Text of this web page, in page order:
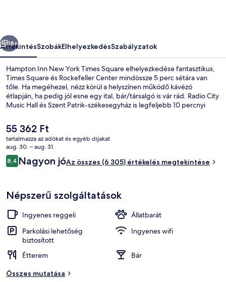
Következő
18+
ÁttekintésSzobákElhelyezkedésSzabályzatok
Hampton Inn New York Times Square elhelyezkedése fantasztikus,
Times Square és Rockefeller Center mindössze 5 perc sétára van
tőle. Ha megéhezel, nézz körül a helyszínen működő kávézó
étlapján, ha pedig jól esne egy ital, bár/társalgó is vár rád. Radio City
Music Hall és Szent Patrik-székesegyház is legfeljebb 10 percnyi
jellemzőit: segítőkész személyzet és elhelyezkedés. A
tömegközlekedés rövid sétával megközelíthető: 49th St.
metróállomás csak pár lépés, 47–50 Sts-Rockefeller Center
metróállomás pedig 3 perc séta.
A
jelenlegi
ár
55 362 Ft
55 362 Ft
tartalmazza az adókat és egyéb díjakat
aug. 30. – aug. 31.
Értékelések
8,48,4 ennyiből: 10
Nagyon jóAz összes (6 305) értékelés megtekintése
Népszerű szolgáltatások
Ingyenes reggeli
Állatbarát
Parkolási lehetőség
biztosított
Ingyenes wifi
Étterem
Bár
Összes mutatása